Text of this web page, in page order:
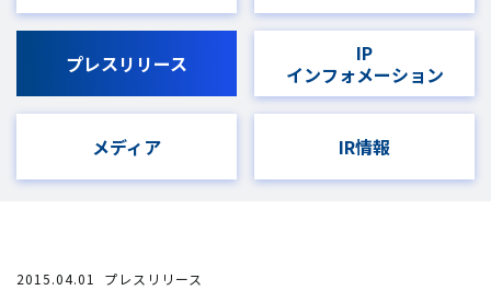
プレスリリース
IP
インフォメーション
メディア IR情報
2015.04.01 プレスリリース